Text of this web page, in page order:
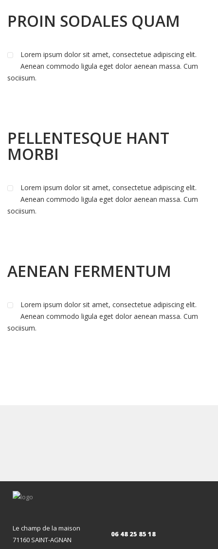
PROIN SODALES QUAM
Lorem ipsum dolor sit amet, consectetue adipiscing elit.
Aenean commodo ligula eget dolor aenean massa. Cum
sociisum.
PELLENTESQUE HANT
MORBI
Lorem ipsum dolor sit amet, consectetue adipiscing elit.
Aenean commodo ligula eget dolor aenean massa. Cum
sociisum.
AENEAN FERMENTUM
Lorem ipsum dolor sit amet, consectetue adipiscing elit.
Aenean commodo ligula eget dolor aenean massa. Cum
sociisum.
Le champ de la maison
71160 SAINT-AGNAN
06 48 25 85 18